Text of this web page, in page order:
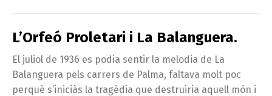
L’Orfeó Proletari i La Balanguera.
El juliol de 1936 es podia sentir la melodia de La
Balanguera pels carrers de Palma, faltava molt poc
perquè s’iniciàs la tragèdia que destruiria aquell món i